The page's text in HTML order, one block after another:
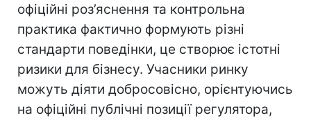
офіційні роз’яснення та контрольна
практика фактично формують різні
стандарти поведінки, це створює істотні
ризики для бізнесу. Учасники ринку
можуть діяти добросовісно, орієнтуючись
на офіційні публічні позиції регулятора,